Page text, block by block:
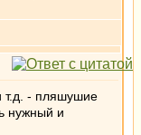
т.д. - пляшушие
нужный и